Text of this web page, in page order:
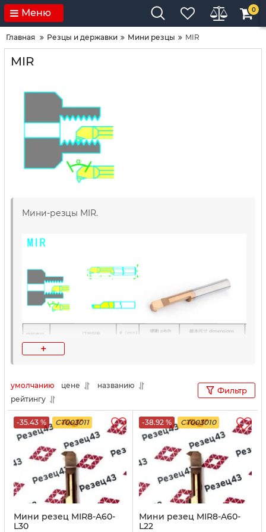
Меню 0
Главная Резцы и державки Мини резцы MIR
MIR
Мини-резцы MIR.
+
умолчанию цене
названию
рейтингу
Фильтр
-35.43 % CT003011
Мини резец MIR8-A60-
L30
-38.92 % CT003010
Мини резец MIR8-A60-
L22